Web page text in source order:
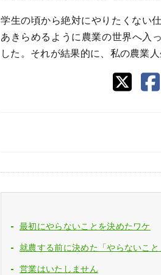
学生の頃から絶対にやりたくない
あきらめるように農業の世界へ入
した。それが結果的に、私の農業
最初にやらないことを決めたワケ
就農する前に決めた「やらないこと
営業はいたしません